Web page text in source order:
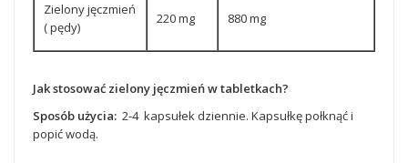
Zielony jęczmień
( pędy)
220 mg 880 mg
Jak stosować zielony jęczmień w tabletkach?
Sposób użycia: 2-4 kapsułek dziennie. Kapsułkę połknąć i
popić wodą.